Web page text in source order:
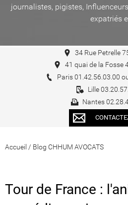
journalistes, pigistes,
expatriés
34 Rue Petrelle
41 quai de la Fosse
Paris 01.42.56.03.00
Lille
Nantes
Accueil / Blog CHHUM AVOCATS
Tour de France :